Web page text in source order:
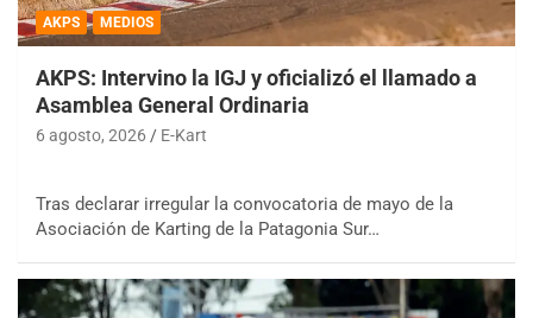
AKPS MEDIOS
AKPS: Intervino la IGJ y oficializó el llamado a
Asamblea General Ordinaria
6 agosto, 2026 E-Kart
Tras declarar irregular la convocatoria de mayo de la
Asociación de Karting de la Patagonia Sur…